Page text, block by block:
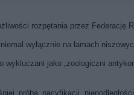
rozpętania przez Federację
wyłącznie na łamach
wykluczani jako „zoologiczni
próba pacyfikacji